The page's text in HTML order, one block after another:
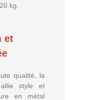
kg.
et
qualité, la
style et
en métal